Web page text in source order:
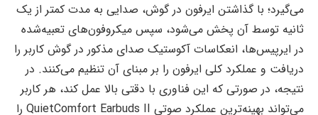
می‌گیرد؛ با گذاشتن ایرفون در گوش، صدایی به مدت کمتر از یک
ثانیه توسط آن پخش می‌شود، سپس میکروفون‌های تعبیه‌شده
در ایرپیس‌ها، انعکاسات آکوستیک صدای مذکور در گوش کاربر را
دریافت و عملکرد کلی ایرفون را بر مبنای آن تنظیم می‌کنند. در
نتیجه، در صورتی که این فناوری با دقتی بالا عمل کند، هر کاربر
می‌تواند بهینه‌ترین عملکرد صوتی QuietComfort Earbuds II را